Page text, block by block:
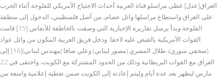
العراق[عدل] غطى مراسلو قناة العربية أحداث الاجتياح الأمريكي للفلوجة أثناء الحرب
على العراق واستطاع مراسلها وائل عصام، من أصل فلسطيني، الدخول إلى منطقة
الفلوجة وبدأ يرسل تقاريره الإخبارية التي وصفت بالخاطفة للأنفاس.[15] قامت
القوات الأمريكية بالقبض عليه لاحقا. ودخل فريق العربية المكون من وائل عواد
(صحفي سوري)، طلال المصري (مصور لبناني) وعلي صافا (مهندس لبناني)[16] إلى
العراق مع القوات البريطانية وذلك من الحدود المشتركة مع الكويت، واختفى في 22
مارس ليظهر بعد عدة أيام وليتم إعادته إلى الكويت ضمن تغطية إعلامية واسعة من